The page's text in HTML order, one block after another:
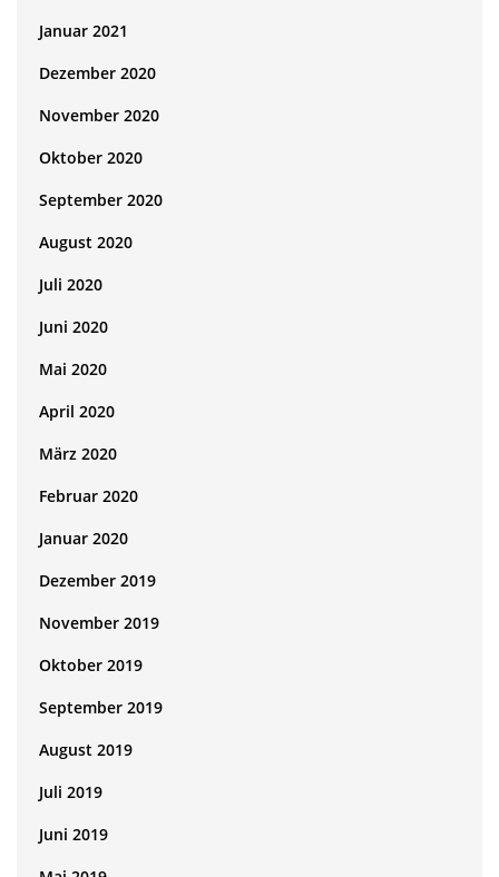
Januar 2021
Dezember 2020
November 2020
Oktober 2020
September 2020
August 2020
Juli 2020
Juni 2020
Mai 2020
April 2020
März 2020
Februar 2020
Januar 2020
Dezember 2019
November 2019
Oktober 2019
September 2019
August 2019
Juli 2019
Juni 2019